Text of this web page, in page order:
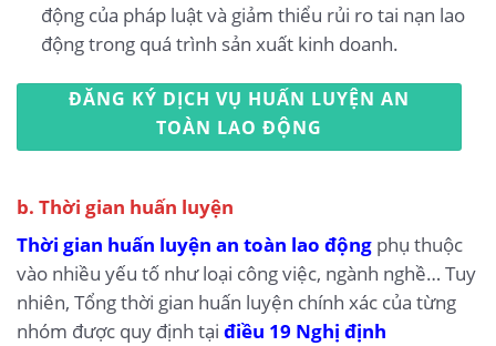
động của pháp luật và giảm thiểu rủi ro tai nạn lao
động trong quá trình sản xuất kinh doanh.
ĐĂNG KÝ DỊCH VỤ HUẤN LUYỆN AN
TOÀN LAO ĐỘNG
b. Thời gian huấn luyện
Thời gian huấn luyện an toàn lao động phụ thuộc
vào nhiều yếu tố như loại công việc, ngành nghề… Tuy
nhiên, Tổng thời gian huấn luyện chính xác của từng
nhóm được quy định tại điều 19 Nghị định